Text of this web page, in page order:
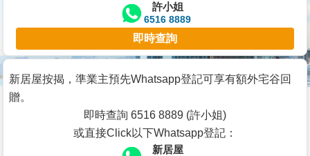
宅
谷
按
許小姐
6516 8889
即時查詢
新居屋按揭，準業主預先Whatsapp登記可享有額外宅谷回
贈。
即時查詢 6516 8889 (許小姐)
或直接Click以下Whatsapp登記：
新居屋